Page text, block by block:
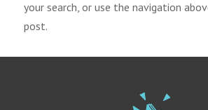
your search, or use the navigation
post.